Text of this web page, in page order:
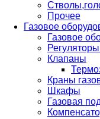
Прочее
Газовое
Газовое
Клапаны
Краны
Шкафы
Газовая